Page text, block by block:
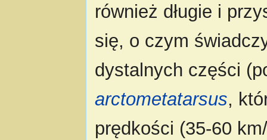
również długie i
się, o czym
dystalnych części
arctometatarsus,
prędkości (35-60